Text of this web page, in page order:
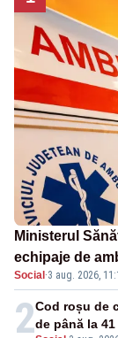
Ministerul
echipaje de
medicamente
publice
Social ·3 aug. 2026,
2Cod roșu de
de până la